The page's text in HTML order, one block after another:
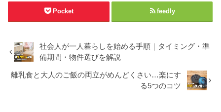
Pocket feedly
社会人が一人暮らしを始める手順｜タイミング・準
備期間・物件選びを解説
離乳食と大人のご飯の両立がめんどくさい…楽にす
る5つのコツ